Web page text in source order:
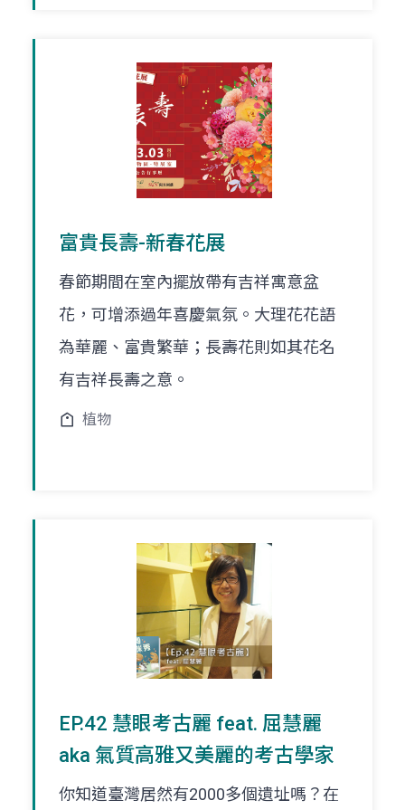
富貴長壽-新春花展
春節期間在室內擺放帶有吉祥寓意盆
花，可增添過年喜慶氣氛。大理花花語
為華麗、富貴繁華；長壽花則如其花名
有吉祥長壽之意。
植物
EP.42 慧眼考古麗 feat. 屈慧麗
aka 氣質高雅又美麗的考古學家
你知道臺灣居然有2000多個遺址嗎？在